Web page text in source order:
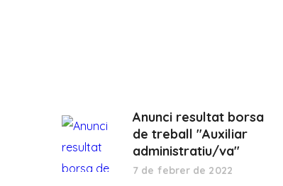
Anunci resultat borsa
de treball "Auxiliar
administratiu/va"
7 de febrer de 2022